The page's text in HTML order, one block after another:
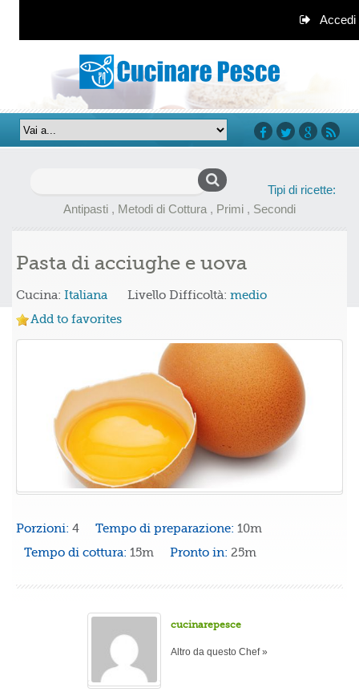
Accedi
Tipi di ricette:
Antipasti , Metodi di Cottura , Primi , Secondi
Pasta di acciughe e uova
Cucina: Italiana Livello Difficoltà: medio
Add to favorites
Porzioni: 4 Tempo di preparazione: 10m
Tempo di cottura: 15m Pronto in: 25m
cucinarepesce
Altro da questo Chef »